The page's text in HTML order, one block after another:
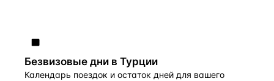
Безвизовые дни в Турции
Календарь поездок и остаток дней для вашего